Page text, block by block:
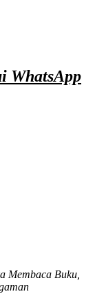
WhatsApp
Membaca Buku,